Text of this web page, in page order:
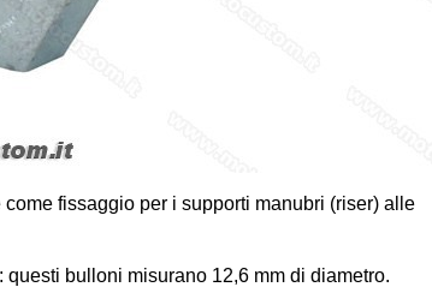
fissaggio per i supporti manubri (riser) alle
bulloni misurano 12,6 mm di diametro.